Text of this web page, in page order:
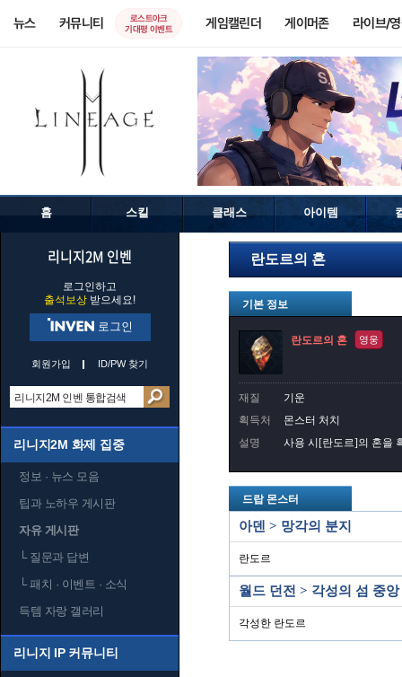
뉴스 커뮤니티
로스트아크
기대평 이벤트
게임캘린더 게이머존 라이브/
홈 스킬 클래스 아이템
리니지2M 인벤
로그인하고
출석보상 받으세요!
로그인
회원가입 ID/PW 찾기
리니지2M 화제 집중
정보 · 뉴스 모음
팁과 노하우 게시판
자유 게시판
└질문과 답변
└패치 · 이벤트 · 소식
득템 자랑 갤러리
리니지 IP 커뮤니티
란도르의 혼
기본 정보
란도르의 혼 영웅
재질
기운
획득처
몬스터 처치
설명
사용 시[란도르]의 혼을
드랍 몬스터
아덴 > 망각의 분지
란도르
월드 던전 > 각성의 섬 중앙
각성한 란도르